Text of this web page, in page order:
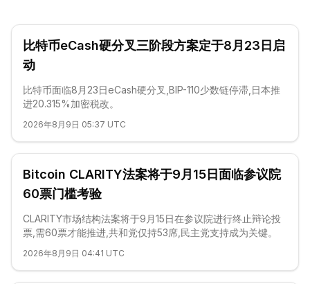
比特币eCash硬分叉三阶段方案定于8月23日启
动
比特币面临8月23日eCash硬分叉,BIP-110少数链停滞,日本推
进20.315%加密税改。
2026年8月9日 05:37 UTC
Bitcoin CLARITY法案将于9月15日面临参议院
60票门槛考验
CLARITY市场结构法案将于9月15日在参议院进行终止辩论投
票,需60票才能推进,共和党仅持53席,民主党支持成为关键。
2026年8月9日 04:41 UTC